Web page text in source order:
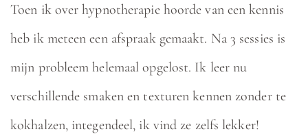
Toen ik over hypnotherapie hoorde van een kennis
heb ik meteen een afspraak gemaakt. Na 3 sessies is
mijn probleem helemaal opgelost. Ik leer nu
verschillende smaken en texturen kennen zonder te
kokhalzen, integendeel, ik vind ze zelfs lekker!